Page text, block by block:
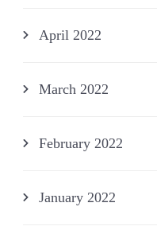
April 2022
March 2022
February 2022
January 2022